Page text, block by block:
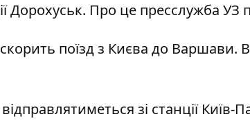
Дорохуськ. Про це пресслужба УЗ
поїздз Києва до Варшави.
зі станції Київ-